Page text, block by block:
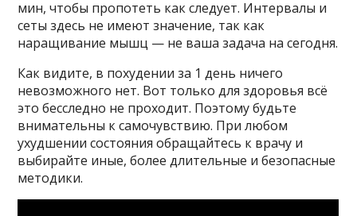
мин, чтобы пропотеть как следует. Интервалы и
сеты здесь не имеют значение, так как
наращивание мышц — не ваша задача на сегодня.
Как видите, в похудении за 1 день ничего
невозможного нет. Вот только для здоровья всё
это бесследно не проходит. Поэтому будьте
внимательны к самочувствию. При любом
ухудшении состояния обращайтесь к врачу и
выбирайте иные, более длительные и безопасные
методики.